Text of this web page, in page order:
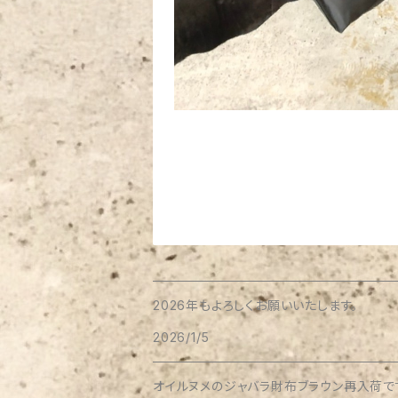
2026年もよろしくお願いいたします。
2026/1/5
オイルヌメのジャバラ財布ブラウン再入荷で